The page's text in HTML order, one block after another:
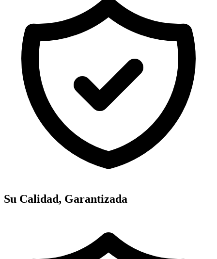
Su Calidad, Garantizada